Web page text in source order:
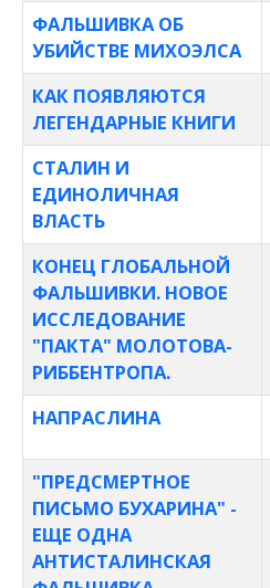
ФАЛЬШИВКА ОБ
УБИЙСТВЕ МИХОЭЛСА
КАК ПОЯВЛЯЮТСЯ
ЛЕГЕНДАРНЫЕ КНИГИ
СТАЛИН И
ЕДИНОЛИЧНАЯ
ВЛАСТЬ
КОНЕЦ ГЛОБАЛЬНОЙ
ФАЛЬШИВКИ. НОВОЕ
ИССЛЕДОВАНИЕ
"ПАКТА" МОЛОТОВА-
РИББЕНТРОПА.
НАПРАСЛИНА
"ПРЕДСМЕРТНОЕ
ПИСЬМО БУХАРИНА" -
ЕЩЕ ОДНА
АНТИСТАЛИНСКАЯ